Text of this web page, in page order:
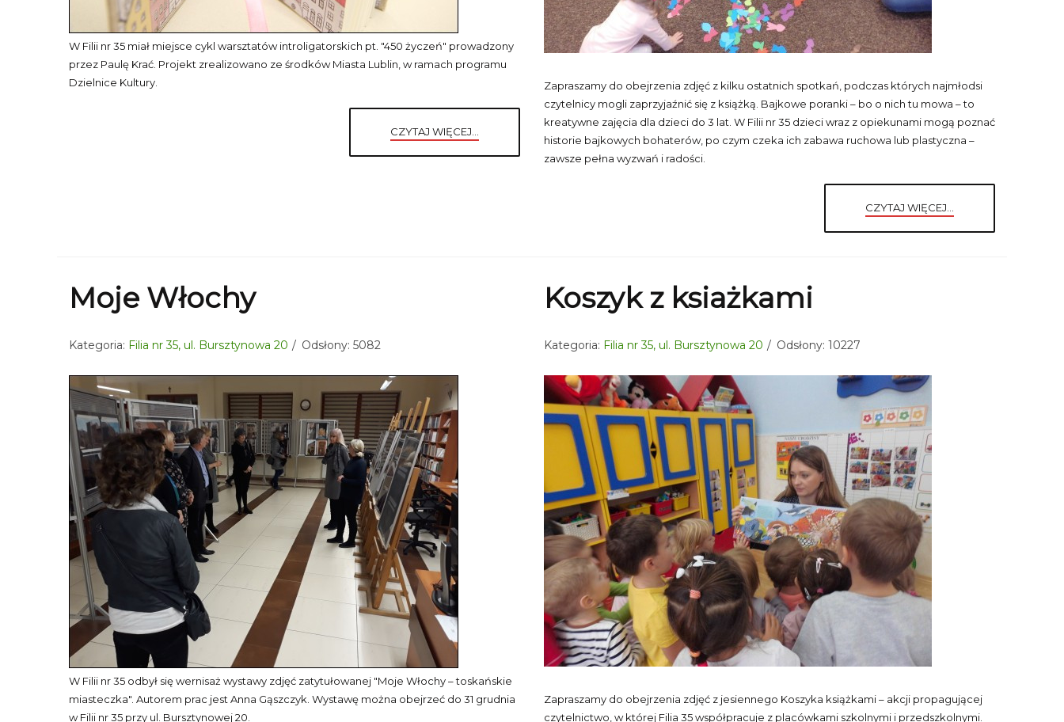
W Filii nr 35 miał miejsce cykl warsztatów introligatorskich pt. "450 życzeń" prowadzony
przez Paulę Krać. Projekt zrealizowano ze środków Miasta Lublin, w ramach programu
Dzielnice Kultury.
CZYTAJ WIĘCEJ...
Zapraszamy do obejrzenia zdjęć z kilku ostatnich spotkań, podczas których najmłodsi
czytelnicy mogli zaprzyjaźnić się z książką. Bajkowe poranki – bo o nich tu mowa – to
kreatywne zajęcia dla dzieci do 3 lat. W Filii nr 35 dzieci wraz z opiekunami mogą poznać
historie bajkowych bohaterów, po czym czeka ich zabawa ruchowa lub plastyczna –
zawsze pełna wyzwań i radości.
CZYTAJ WIĘCEJ...
Moje Włochy
Kategoria: Filia nr 35, ul. Bursztynowa 20 Odsłony: 5082
W Filii nr 35 odbył się wernisaż wystawy zdjęć zatytułowanej "Moje Włochy – toskańskie
miasteczka". Autorem prac jest Anna Gąszczyk. Wystawę można obejrzeć do 31 grudnia
w Filii nr 35 przy ul. Bursztynowej 20.
Koszyk z ksiażkami
Kategoria: Filia nr 35, ul. Bursztynowa 20 Odsłony: 10227
Zapraszamy do obejrzenia zdjęć z jesiennego Koszyka książkami – akcji propagującej
czytelnictwo, w której Filia 35 współpracuje z placówkami szkolnymi i przedszkolnymi.